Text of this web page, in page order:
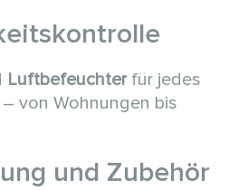
Luftbefeuchterfür jedes
von Wohnungen bis
und Zubehör